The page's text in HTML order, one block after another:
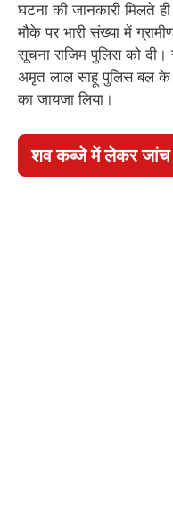
घटना की जानकारी मिलते
मौके पर भारी संख्या में
सूचना राजिम पुलिस को दी।
अमृत लाल साहू पुलिस बल के
का जायजा लिया।
शव कब्जे में लेकर जांच